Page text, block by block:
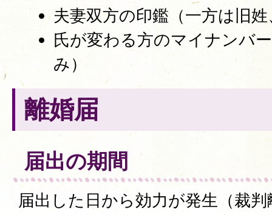
夫妻双方の印鑑（一方は旧
氏が変わる方のマイナンバ
み）
離婚届
届出の期間
届出した日から効力が発生（裁